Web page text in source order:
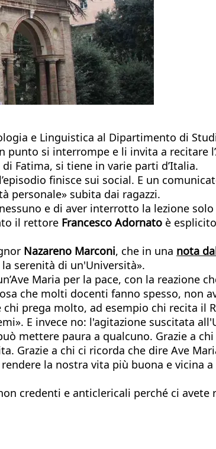
e Linguistica al Dipartimento di
si interrompe e li invita a recitare
Fatima, si tiene in varie parti d’Italia.
finisce sui social. E un
personale» subita dai ragazzi.
e di aver interrotto la lezione
il rettore Francesco Adornato è
Nazareno Marconi, che in una nota
serenità di un'Università».
Maria per la pace, con la reazione
che molti docenti fanno spesso, non
prega molto, ad esempio chi recita il
E invece no: l'agitazione suscitata
mettere paura a qualcuno. Grazie a
Grazie a chi ci ricorda che dire Ave
la nostra vita più buona e vicina
credenti e anticlericali perché ci